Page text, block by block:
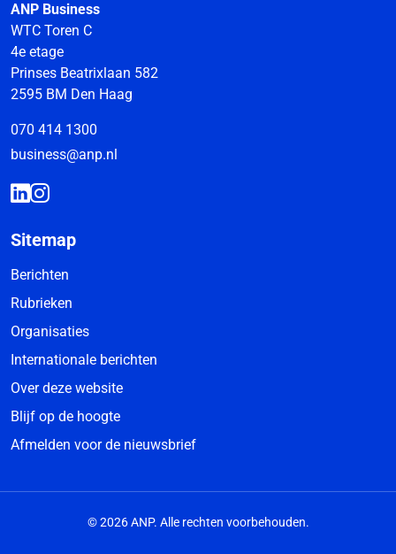
ANP Business
WTC Toren C
4e etage
Prinses Beatrixlaan 582
2595 BM Den Haag
070 414 1300
business@anp.nl
Sitemap
Berichten
Rubrieken
Organisaties
Internationale berichten
Over deze website
Blijf op de hoogte
Afmelden voor de nieuwsbrief
© 2026 ANP. Alle rechten voorbehouden.